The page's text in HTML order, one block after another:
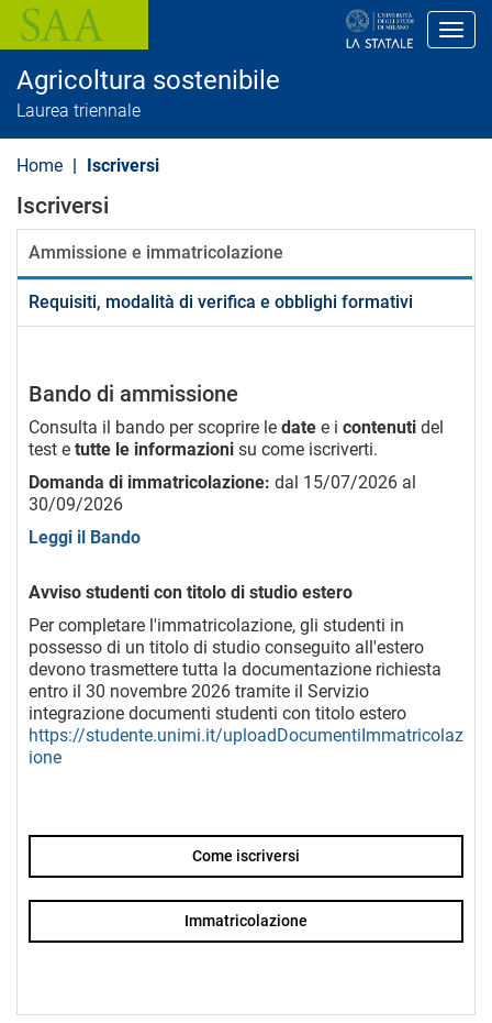
l
c
Agricoltura sostenibile
Laurea triennale
Home Iscriversi
Iscriversi
Ammissione e immatricolazione
Requisiti, modalità di verifica e obblighi formativi
Bando di ammissione
Consulta il bando per scoprire le date e i contenuti del
test e tutte le informazioni su come iscriverti.
Domanda di immatricolazione: dal 15/07/2026 al
30/09/2026
Leggi il Bando
Avviso studenti con titolo di studio estero
Per completare l'immatricolazione, gli studenti in
possesso di un titolo di studio conseguito all'estero
devono trasmettere tutta la documentazione richiesta
entro il 30 novembre 2026 tramite il Servizio
integrazione documenti studenti con titolo estero
https://studente.unimi.it/uploadDocumentiImmatricolaz
ione
Come iscriversi
Immatricolazione